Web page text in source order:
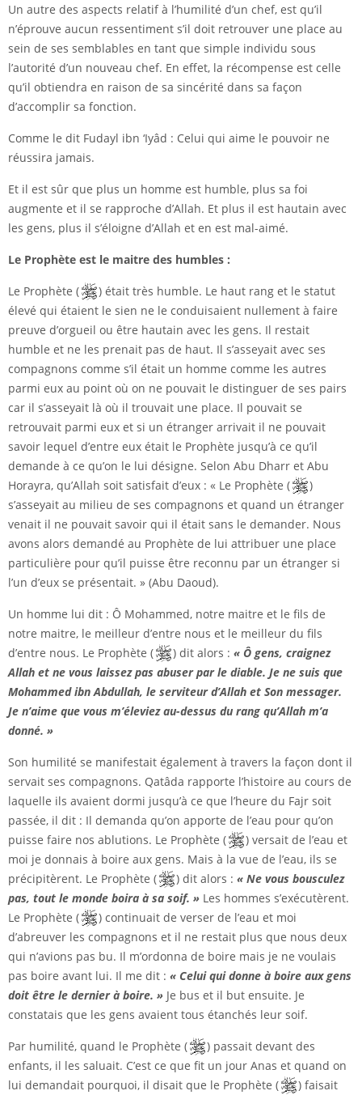
Un autre des aspects relatif à l’humilité d’un chef, est qu’il
n’éprouve aucun ressentiment s’il doit retrouver une place au
sein de ses semblables en tant que simple individu sous
l’autorité d’un nouveau chef. En effet, la récompense est celle
qu’il obtiendra en raison de sa sincérité dans sa façon
d’accomplir sa fonction.
Comme le dit Fudayl ibn ‘Iyâd : Celui qui aime le pouvoir ne
réussira jamais.
Et il est sûr que plus un homme est humble, plus sa foi
augmente et il se rapproche d’Allah. Et plus il est hautain avec
les gens, plus il s’éloigne d’Allah et en est mal-aimé.
Le Prophète est le maitre des humbles :
Le Prophète (
) était très humble. Le haut rang et le statut
élevé qui étaient le sien ne le conduisaient nullement à faire
preuve d’orgueil ou être hautain avec les gens. Il restait
humble et ne les prenait pas de haut. Il s’asseyait avec ses
compagnons comme s’il était un homme comme les autres
parmi eux au point où on ne pouvait le distinguer de ses pairs
car il s’asseyait là où il trouvait une place. Il pouvait se
retrouvait parmi eux et si un étranger arrivait il ne pouvait
savoir lequel d’entre eux était le Prophète jusqu’à ce qu’il
demande à ce qu’on le lui désigne. Selon Abu Dharr et Abu
Horayra, qu’Allah soit satisfait d’eux : « Le Prophète (
)
s’asseyait au milieu de ses compagnons et quand un étranger
venait il ne pouvait savoir qui il était sans le demander. Nous
avons alors demandé au Prophète de lui attribuer une place
particulière pour qu’il puisse être reconnu par un étranger si
l’un d’eux se présentait. » (Abu Daoud).
Un homme lui dit : Ô Mohammed, notre maitre et le fils de
notre maitre, le meilleur d’entre nous et le meilleur du fils
d’entre nous. Le Prophète (
) dit alors : « Ô gens, craignez
Allah et ne vous laissez pas abuser par le diable. Je ne suis que
Mohammed ibn Abdullah, le serviteur d’Allah et Son messager.
Je n’aime que vous m’éleviez au-dessus du rang qu’Allah m’a
donné. »
Son humilité se manifestait également à travers la façon dont il
servait ses compagnons. Qatâda rapporte l’histoire au cours de
laquelle ils avaient dormi jusqu’à ce que l’heure du Fajr soit
passée, il dit : Il demanda qu’on apporte de l’eau pour qu’on
puisse faire nos ablutions. Le Prophète (
) versait de l’eau et
moi je donnais à boire aux gens. Mais à la vue de l’eau, ils se
précipitèrent. Le Prophète (
) dit alors : « Ne vous bousculez
pas, tout le monde boira à sa soif. » Les hommes s’exécutèrent.
Le Prophète (
) continuait de verser de l’eau et moi
d’abreuver les compagnons et il ne restait plus que nous deux
qui n’avions pas bu. Il m’ordonna de boire mais je ne voulais
pas boire avant lui. Il me dit : « Celui qui donne à boire aux gens
doit être le dernier à boire. » Je bus et il but ensuite. Je
constatais que les gens avaient tous étanchés leur soif.
Par humilité, quand le Prophète (
) passait devant des
enfants, il les saluait. C’est ce que fit un jour Anas et quand on
lui demandait pourquoi, il disait que le Prophète (
) faisait